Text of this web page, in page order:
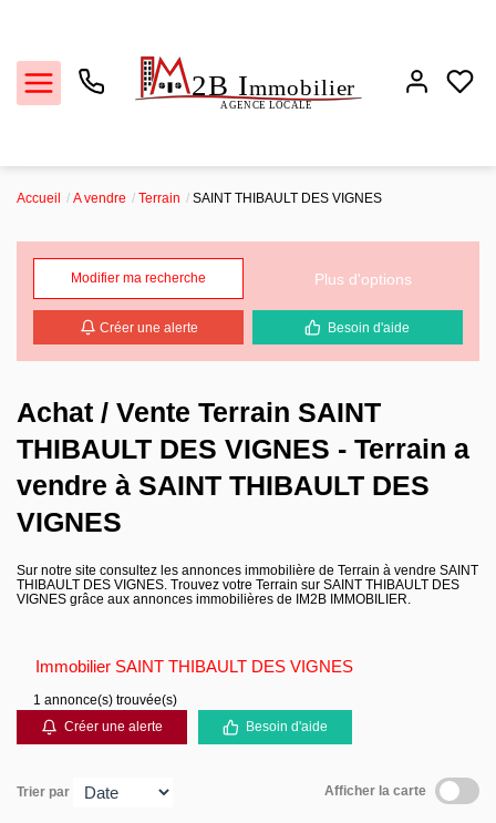
Locations
Estimation
Biens vendus
L'agence
Contact
Accueil A vendre Terrain SAINT THIBAULT DES VIGNES
Modifier ma recherche Plus d'options
Créer une alerte Besoin d'aide
Achat / Vente Terrain SAINT
THIBAULT DES VIGNES - Terrain a
vendre à SAINT THIBAULT DES
VIGNES
Sur notre site consultez les annonces immobilière de Terrain à vendre SAINT
THIBAULT DES VIGNES. Trouvez votre Terrain sur SAINT THIBAULT DES
VIGNES grâce aux annonces immobilières de IM2B IMMOBILIER.
Immobilier SAINT THIBAULT DES VIGNES
1 annonce(s) trouvée(s)
Créer une alerte
Besoin d'aide
Trier par Afficher la carte